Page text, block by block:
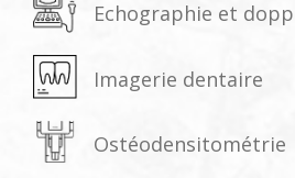
Echographie et
Imagerie dentaire
Ostéodensitométrie